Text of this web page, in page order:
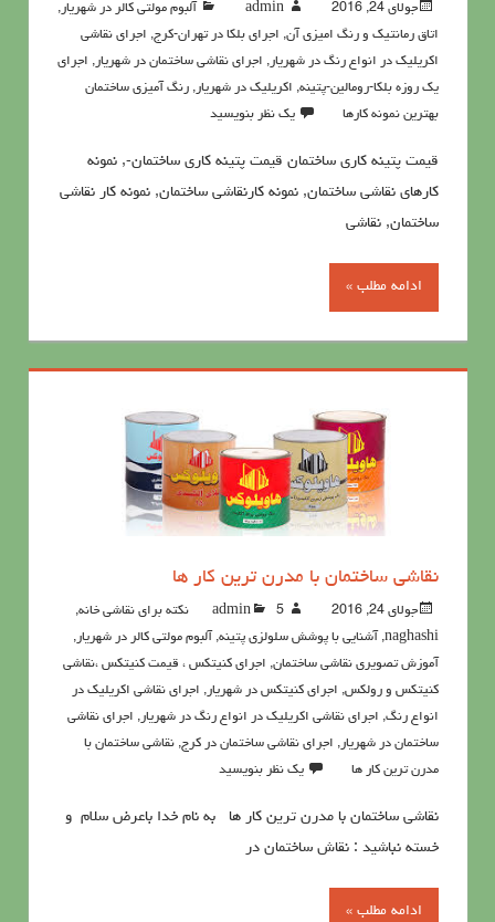
جولای 24, 2016 admin آلبوم مولتی کالر در شهریار ,
اتاق رمانتیک و رنگ امیزی آن, اجرای بلکا در تهران-کرج, اجرای نقاشی
اکریلیک در انواع رنگ در شهریار , اجرای نقاشی ساختمان در شهریار , اجرای
یک روزه بلکا-رومالین-پتینه, اکريليک در شهریار , رنگ آميزي ساختمان
بهترین نمونه کارها
یک نظر بنویسید
قیمت پتینه کاری ساختمان قیمت پتینه کاری ساختمان-, نمونه
کارهای نقاشی ساختمان, نمونه کارنقاشی ساختمان, نمونه کار نقاشی
ساختمان, نقاشی
ادامه مطلب »
نقاشي ساختمان با مدرن ترین کار ها
جولای 24, 2016 admin 5نکته برای نقاشی خانه
,
naghashi
, آشنايي با پوشش سلولزي پتينه, آلبوم مولتی کالر در شهریار,
آموزش تصویری نقاشی ساختمان, اجرای کنیتکس ، قیمت کنیتکس ،نقاشي
كنيتكس و رولكس, اجرای کنیتکس در شهریار, اجرای نقاشی اکریلیک در
انواع رنگ, اجرای نقاشی اکریلیک در انواع رنگ در شهریار, اجرای نقاشی
ساختمان در شهریار, اجرای نقاشی ساختمان در کرج, نقاشي ساختمان با
مدرن ترین کار ها
یک نظر بنویسید
نقاشي ساختمان با مدرن ترین کار ها به نام خدا باعرض سلام و
خسته نباشید : نقاش ساختمان در
ادامه مطلب »